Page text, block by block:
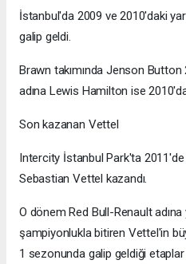
İstanbul'da 2009 ve 2010'daki
galip geldi.
Brawn takımında Jenson
adına Lewis Hamilton ise
Son kazanan Vettel
Intercity İstanbul Park'ta 2011'de
Sebastian Vettel kazandı.
O dönem Red Bull-Renault adına
şampiyonlukla bitiren Vettel'in
1 sezonunda galip geldiği etaplar